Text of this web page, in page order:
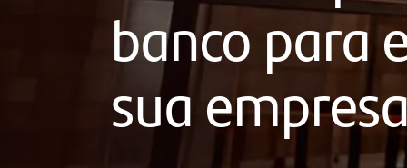
atendimentobanco para
sua